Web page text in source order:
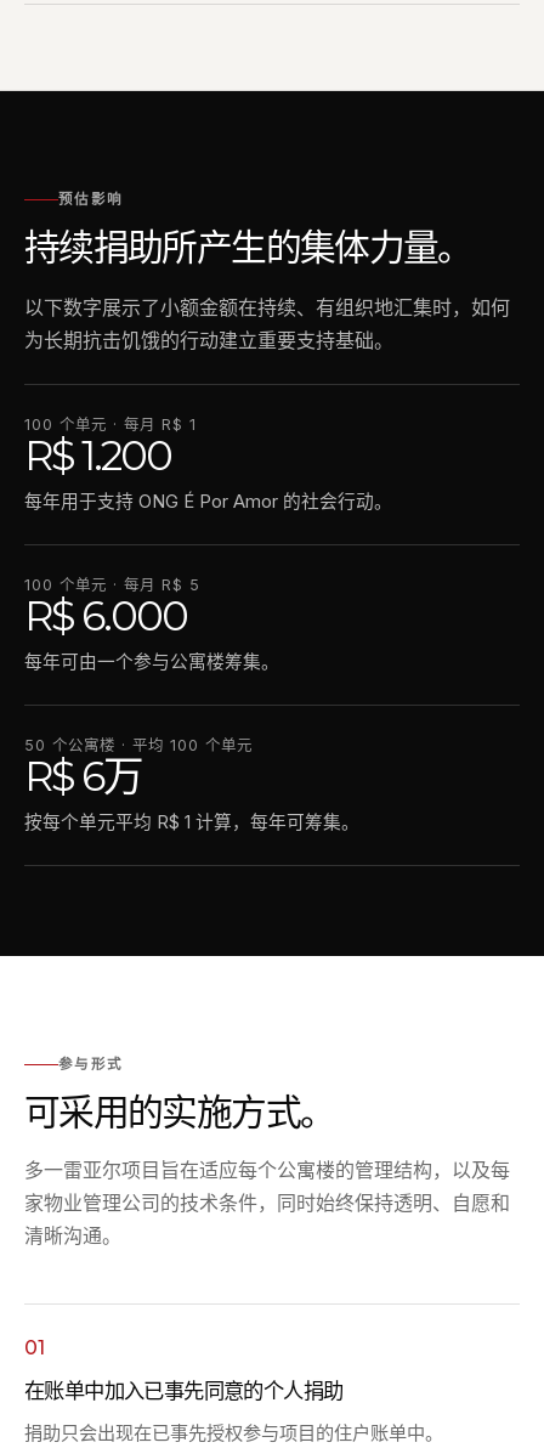
预估影响
持续捐助所产生的集体力量。
以下数字展示了小额金额在持续、有组织地汇集时，如何
为长期抗击饥饿的行动建立重要支持基础。
100 个单元 · 每月 R$ 1
R$ 1.200
每年用于支持 ONG É Por Amor 的社会行动。
100 个单元 · 每月 R$ 5
R$ 6.000
每年可由一个参与公寓楼筹集。
50 个公寓楼 · 平均 100 个单元
R$ 6万
按每个单元平均 R$ 1 计算，每年可筹集。
参与形式
可采用的实施方式。
多一雷亚尔项目旨在适应每个公寓楼的管理结构，以及每
家物业管理公司的技术条件，同时始终保持透明、自愿和
清晰沟通。
01
在账单中加入已事先同意的个人捐助
捐助只会出现在已事先授权参与项目的住户账单中。